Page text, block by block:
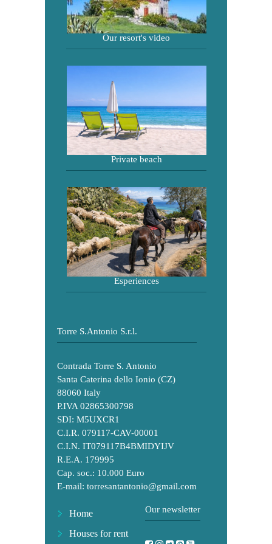
Our resort's video
Private beach
Esperiences
Torre S.Antonio S.r.l.
Contrada Torre S. Antonio
Santa Caterina dello Ionio (CZ)
88060 Italy
P.IVA 02865300798
SDI: M5UXCR1
C.I.R. 079117-CAV-00001
C.I.N. IT079117B4BMIDYIJV
R.E.A. 179995
Cap. soc.: 10.000 Euro
E-mail: torresantantonio@gmail.com
Home
Houses for rent
Our newsletter